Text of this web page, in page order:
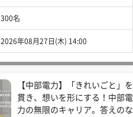
300名
2026年08月27日(木) 14:00
【中部電力】「きれいごと」を
貫き、想いを形にする！中部電
力の無限のキャリア。答えのな